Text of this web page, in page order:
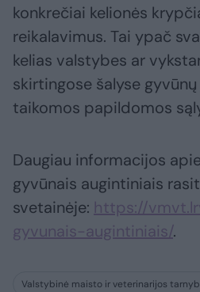
konkrečiai kelionės
reikalavimus. Tai ypač
kelias valstybes ar
skirtingose šalyse
taikomos papildomos
Daugiau informacijos
gyvūnais augintiniais
svetainėje: https://
gyvunais-augintiniais/.
Valstybinė maisto ir veterinarijos